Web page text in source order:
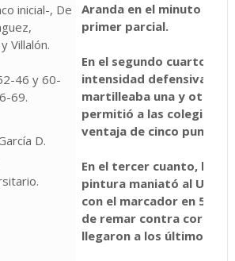
inicial-, De
Villalón.
46 y 60-
69.
D.
Aranda en el minuto 3.
primer parcial.
En el segundo cuarto, el
intensidad defensiva, al
martilleaba una y otra
permitió a las colegiales
ventaja de cinco puntos
En el tercer cuanto, la
pintura maniató al
con el marcador en 50-
de remar contra
llegaron a los últimos